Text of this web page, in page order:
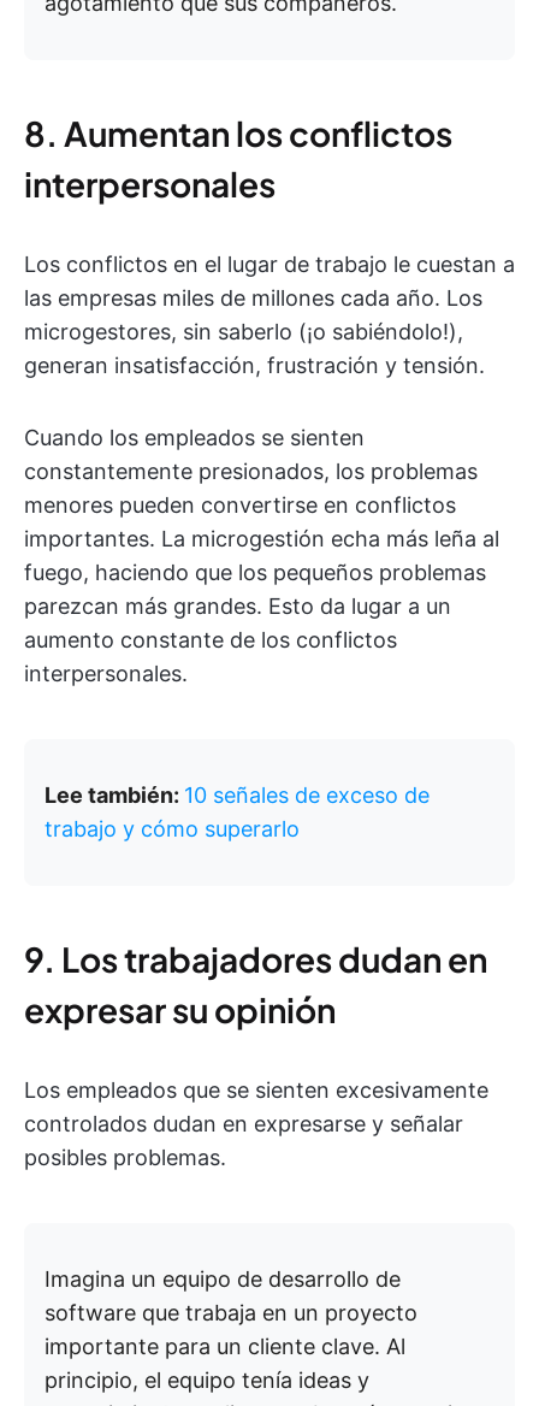
8. Aumentan los conflictos
interpersonales
Los conflictos en el lugar de trabajo le cuestan a
las empresas miles de millones cada año. Los
microgestores, sin saberlo (¡o sabiéndolo!),
generan insatisfacción, frustración y tensión.
Cuando los empleados se sienten
constantemente presionados, los problemas
menores pueden convertirse en conflictos
importantes. La microgestión echa más leña al
fuego, haciendo que los pequeños problemas
parezcan más grandes. Esto da lugar a un
aumento constante de los conflictos
interpersonales.
Lee también: 10 señales de exceso de
trabajo y cómo superarlo
9. Los trabajadores dudan en
expresar su opinión
Los empleados que se sienten excesivamente
controlados dudan en expresarse y señalar
posibles problemas.
Imagina un equipo de desarrollo de
software que trabaja en un proyecto
importante para un cliente clave. Al
principio, el equipo tenía ideas y